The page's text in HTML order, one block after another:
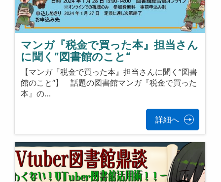
マンガ『税金で買った本』担当さん
に聞く”図書館のこと“
【マンガ『税金で買った本』担当さんに聞く”図書
館のこと“】 話題の図書館マンガ『税金で買った
本』の…
詳細へ